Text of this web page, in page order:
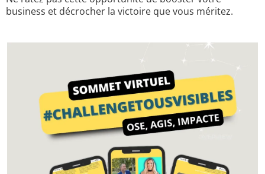
business et décrocher la victoire que vous méritez.